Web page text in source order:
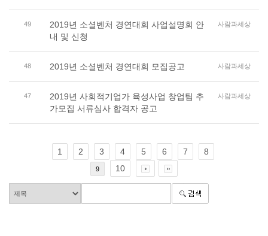
49
2019년 소셜벤처 경연대회 사업설명회 안
내 및 신청
사람과세상
48 2019년 소셜벤처 경연대회 모집공고 사람과세상
47
2019년 사회적기업가 육성사업 창업팀 추
가모집 서류심사 합격자 공고
사람과세상
1 2 3 4 5 6 7 8
9 10